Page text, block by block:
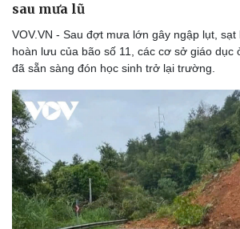
sau mưa lũ
VOV.VN - Sau đợt mưa lớn gây ngập lụt,
hoàn lưu của bão số 11, các cơ sở giáo dục
đã sẵn sàng đón học sinh trở lại trường.